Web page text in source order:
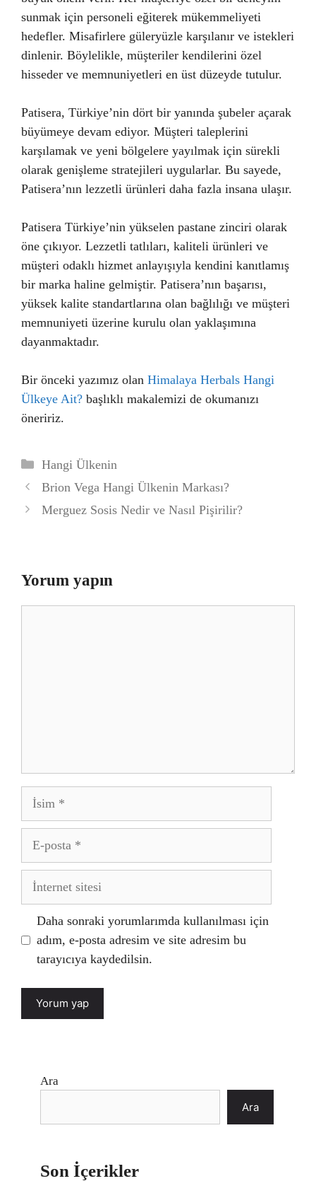
sunmak için personeli eğiterek mükemmeliyeti
hedefler. Misafirlere güleryüzle karşılanır ve istekleri
dinlenir. Böylelikle, müşteriler kendilerini özel
hisseder ve memnuniyetleri en üst düzeyde tutulur.
Patisera, Türkiye’nin dört bir yanında şubeler açarak
büyümeye devam ediyor. Müşteri taleplerini
karşılamak ve yeni bölgelere yayılmak için sürekli
olarak genişleme stratejileri uygularlar. Bu sayede,
Patisera’nın lezzetli ürünleri daha fazla insana ulaşır.
Patisera Türkiye’nin yükselen pastane zinciri olarak
öne çıkıyor. Lezzetli tatlıları, kaliteli ürünleri ve
müşteri odaklı hizmet anlayışıyla kendini kanıtlamış
bir marka haline gelmiştir. Patisera’nın başarısı,
yüksek kalite standartlarına olan bağlılığı ve müşteri
memnuniyeti üzerine kurulu olan yaklaşımına
dayanmaktadır.
Bir önceki yazımız olan Himalaya Herbals Hangi
Ülkeye Ait? başlıklı makalemizi de okumanızı
öneririz.
Kategoriler
Hangi Ülkenin
Brion Vega Hangi Ülkenin Markası?
Merguez Sosis Nedir ve Nasıl Pişirilir?
Yorum yapın
İsim
posta
İnternet
Daha sonraki yorumlarımda kullanılması için
adım, e-posta adresim ve site adresim bu
tarayıcıya kaydedilsin.
Ara
Ara
Son İçerikler